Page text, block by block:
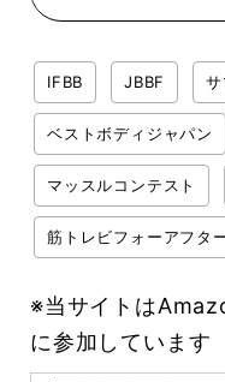
IFBB JBBF
ベストボディジャパン
マッスルコンテスト
筋トレビフォーアフタ
※当サイトは
に参加しています